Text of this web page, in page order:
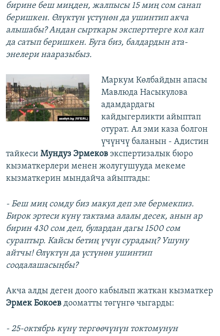
бирине беш миңден, жалпысы 15 миң сом санап
беришкен. Өлүктүн үстүнөн да ушинтип акча
алышабы? Андан сырткары эксперттерге кол кап
да сатып беришкен. Буга биз, балдардын ата-
энелери нааразыбыз.
Маркум Көлбайдын апасы
Мавлюда Насыкулова
адамдардагы
кайдыгерликти айыптап
отурат. Ал эми каза болгон
үчүнчү баланын - Адистин
тайкеси Мундуз Эрмеков экспертизалык бюро
кызматкерлери менен жолугушууда мекеме
кызматкерин мындайча айыптады:
- Беш миң сомду биз макул деп эле бермекпиз.
Бирок эртеси күнү тактама алалы десек, анын ар
бирин 430 сом деп, булардан дагы 1500 сом
сураптыр. Кайсы бетиң үчүн сурадың? Ушуну
айтчы! Өлүктүн да үстүнөн ушинтип
соодалашасыңбы?
Акча алды деген доого кабылып жаткан кызматкер
Эрмек Бокоев дооматты төгүнгө чыгарды:
- 25-октябрь күнү тергөөчүнүн токтомунун